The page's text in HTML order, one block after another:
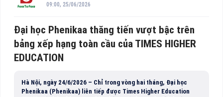
09:00, 25/06/2026
Đại học Phenikaa thăng tiến vượt bậc trên
bảng xếp hạng toàn cầu của TIMES HIGHER
EDUCATION
Hà Nội, ngày 24/6/2026 – Chỉ trong vòng hai tháng, Đại học
Phenikaa (Phenikaa) liên tiếp được Times Higher Education